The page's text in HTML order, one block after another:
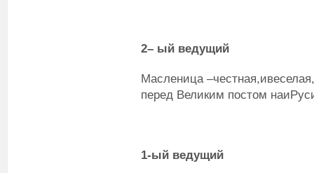
2– ый ведущий
Масленица
перед Великим постом
1-ый ведущий